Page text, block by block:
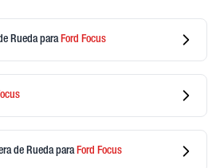
Ruedapara Ford Focus
de Ruedapara Ford Focus